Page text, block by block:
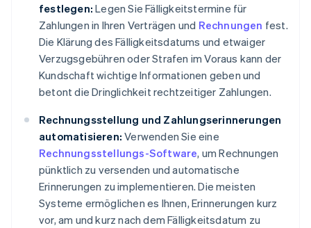
festlegen: Legen Sie Fälligkeitstermine für
Zahlungen in Ihren Verträgen und Rechnungen fest.
Die Klärung des Fälligkeitsdatums und etwaiger
Verzugsgebühren oder Strafen im Voraus kann der
Kundschaft wichtige Informationen geben und
betont die Dringlichkeit rechtzeitiger Zahlungen.
Rechnungsstellung und Zahlungserinnerungen
automatisieren: Verwenden Sie eine
Rechnungsstellungs-Software, um Rechnungen
pünktlich zu versenden und automatische
Erinnerungen zu implementieren. Die meisten
Systeme ermöglichen es Ihnen, Erinnerungen kurz
vor, am und kurz nach dem Fälligkeitsdatum zu